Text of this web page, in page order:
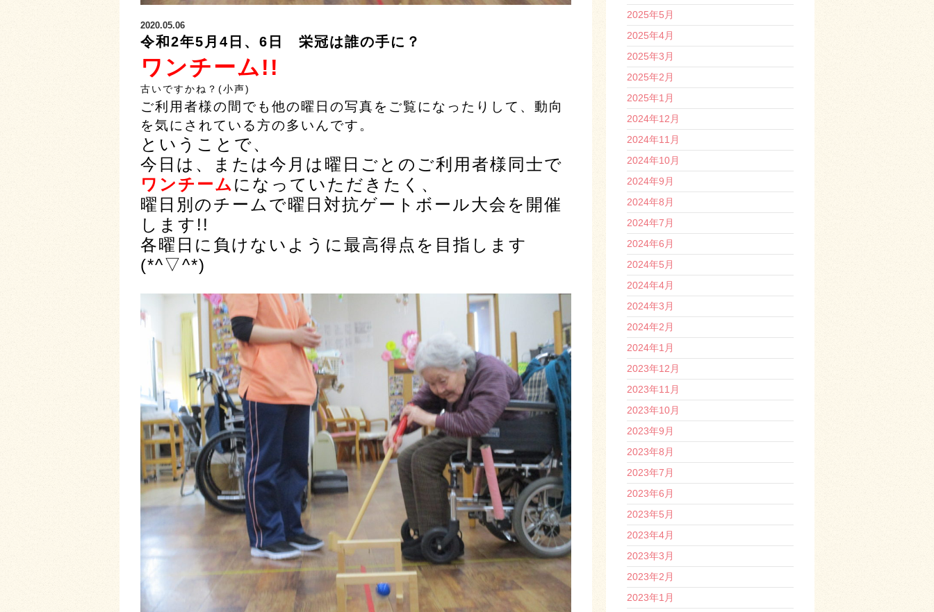
2020.05.06
令和2年5月4日、6日 栄冠は誰の手に？
ワンチーム!!
古いですかね？(小声)
ご利用者様の間でも他の曜日の写真をご覧になったりして、動向
を気にされている方の多いんです。
ということで、
今日は、または今月は曜日ごとのご利用者様同士で
ワンチーム になっていただきたく、
曜日別のチームで曜日対抗ゲートボール大会を開催
します!!
各曜日に負けないように最高得点を目指します
(*^▽^*)
2025年5月
2025年4月
2025年3月
2025年2月
2025年1月
2024年12月
2024年11月
2024年10月
2024年9月
2024年8月
2024年7月
2024年6月
2024年5月
2024年4月
2024年3月
2024年2月
2024年1月
2023年12月
2023年11月
2023年10月
2023年9月
2023年8月
2023年7月
2023年6月
2023年5月
2023年4月
2023年3月
2023年2月
2023年1月